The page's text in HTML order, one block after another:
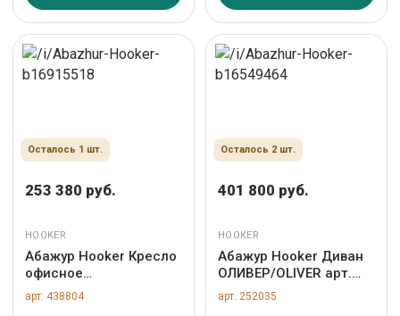
Осталось 1 шт.
253 380 руб.
HOOKER
Абажур Hooker Кресло
офисное
БРИНЛЕЙ/Brinley арт.
ZN-438804
арт. 438804
Осталось 2 шт.
401 800 руб.
HOOKER
Абажур Hooker Диван
ОЛИВЕР/OLIVER арт.
ZN-252035
арт. 252035